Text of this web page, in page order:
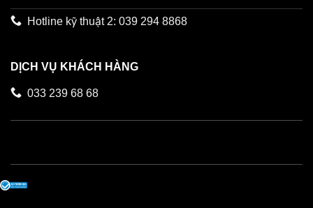
Hotline kỹ thuật 2: 039 294 8868
DỊCH VỤ KHÁCH HÀNG
033 239 68 68